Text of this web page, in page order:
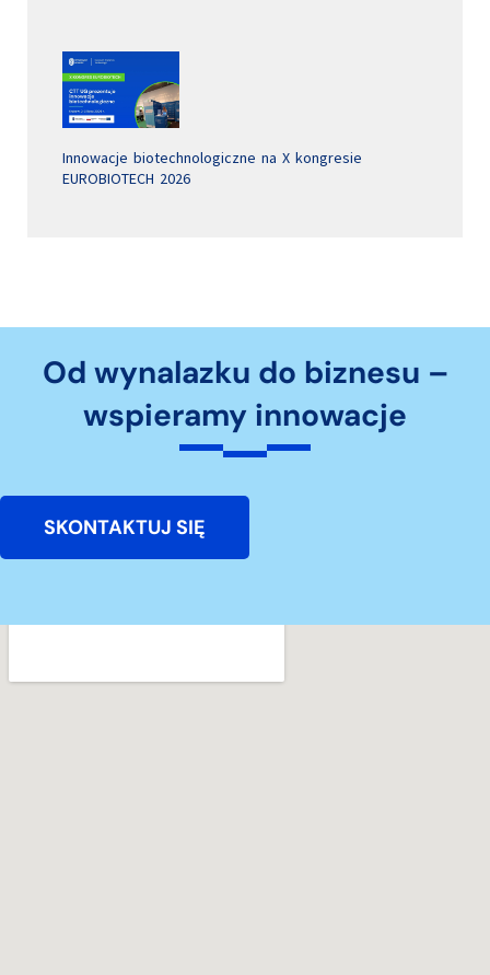
Innowacje biotechnologiczne na X kongresie
EUROBIOTECH 2026
Od wynalazku do biznesu –
wspieramy innowacje
SKONTAKTUJ SIĘ